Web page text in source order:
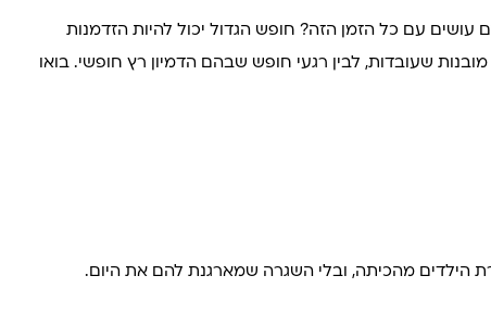
עם כל הזמן הזה? חופש הגדול יכול להיות הזדמנות
שעובדות, לבין רגעי חופש שבהם הדמיון רץ חופשי. בואו
הילדים מהכיתה, ובלי השגרה שמארגנת להם את היום.